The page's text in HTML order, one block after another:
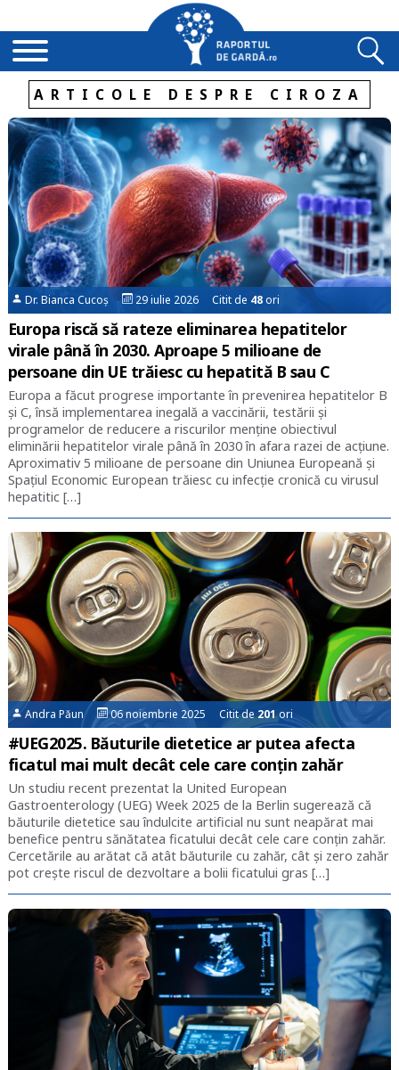
ARTICOLE DESPRE CIROZA
Dr. Bianca Cucoș 29 iulie 2026 Citit de 48ori
Europa riscă să rateze eliminarea hepatitelor
virale până în 2030. Aproape 5 milioane de
persoane din UE trăiesc cu hepatită B sau C
Europa a făcut progrese importante în prevenirea hepatitelor B
și C, însă implementarea inegală a vaccinării, testării și
programelor de reducere a riscurilor menține obiectivul
eliminării hepatitelor virale până în 2030 în afara razei de acțiune.
Aproximativ 5 milioane de persoane din Uniunea Europeană și
Spațiul Economic European trăiesc cu infecție cronică cu virusul
hepatitic […]
Andra Păun 06 noiembrie 2025 Citit de201ori
#UEG2025. Băuturile dietetice ar putea afecta
ficatul mai mult decât cele care conțin zahăr
Un studiu recent prezentat la United European
Gastroenterology (UEG) Week 2025 de la Berlin sugerează că
băuturile dietetice sau îndulcite artificial nu sunt neapărat mai
benefice pentru sănătatea ficatului decât cele care conțin zahăr.
Cercetările au arătat că atât băuturile cu zahăr, cât și zero zahăr
pot crește riscul de dezvoltare a bolii ficatului gras […]